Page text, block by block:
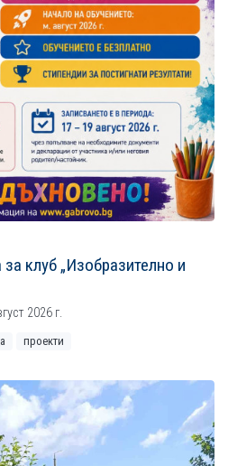
клуб „Изобразително и
2026 г.
проекти